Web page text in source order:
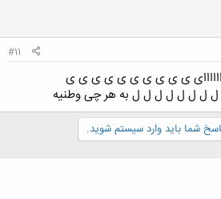
#11
ی ی ی ی ی ی ی ی ی ی
ل ل ل ل ل ل ل ل به هر چی وطنیه
شما باید وارد سیستم شوید.